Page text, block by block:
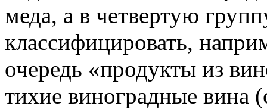
меда, а в четвертую
классифицировать,
очередь «продукты из
тихие виноградные вина